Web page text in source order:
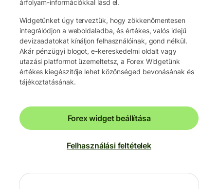
árfolyam-információkkal lásd el.
Widgetünket úgy terveztük, hogy zökkenőmentesen
integrálódjon a weboldaladba, és értékes, valós idejű
devizaadatokat kínáljon felhasználóinak, gond nélkül.
Akár pénzügyi blogot, e-kereskedelmi oldalt vagy
utazási platformot üzemeltetsz, a Forex Widgetünk
értékes kiegészítője lehet közönséged bevonásának és
tájékoztatásának.
Forex widget beállítása
Felhasználási feltételek